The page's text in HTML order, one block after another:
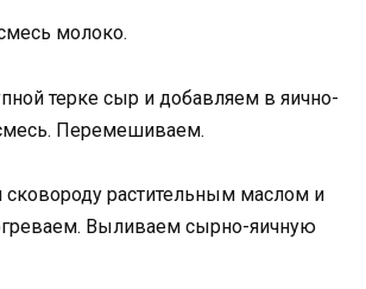
молоко.
терке сыр и добавляем в яично-
Перемешиваем.
растительным маслом и
Выливаем сырно-яичную